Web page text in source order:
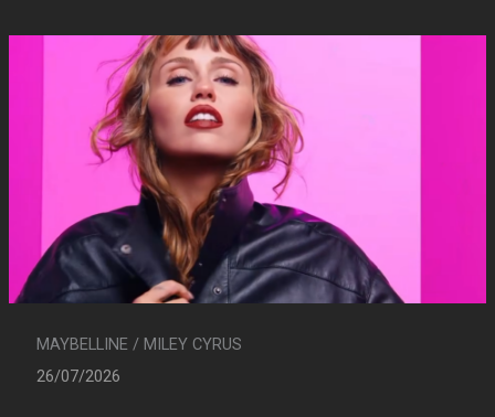
MAYBELLINE / MILEY CYRUS
26/07/2026